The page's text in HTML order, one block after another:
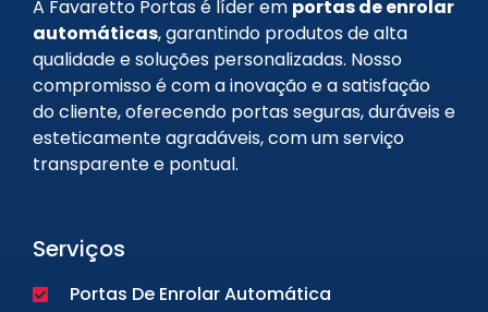
A Favaretto Portas é líder em portas de enrolar
automáticas, garantindo produtos de alta
qualidade e soluções personalizadas. Nosso
compromisso é com a inovação e a satisfação
do cliente, oferecendo portas seguras, duráveis e
esteticamente agradáveis, com um serviço
transparente e pontual.
Serviços
Portas De Enrolar Automática